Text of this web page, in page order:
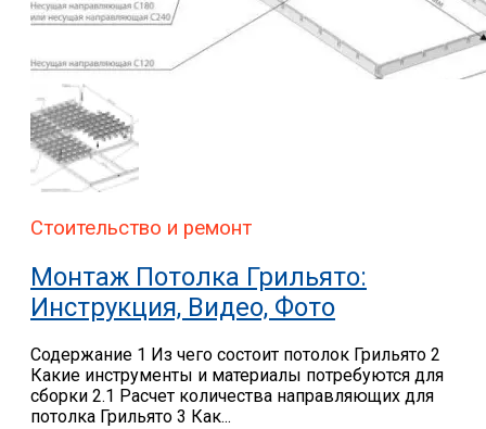
Стоительство и ремонт
Монтаж Потолка Грильято:
Инструкция, Видео, Фото
Содержание 1 Из чего состоит потолок Грильято 2
Какие инструменты и материалы потребуются для
сборки 2.1 Расчет количества направляющих для
потолка Грильято 3 Как...